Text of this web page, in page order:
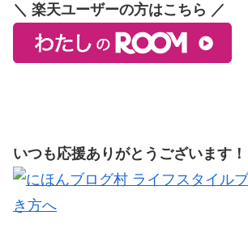
＼ 楽天ユーザーの方はこちら ／
いつも応援ありがとうございます！